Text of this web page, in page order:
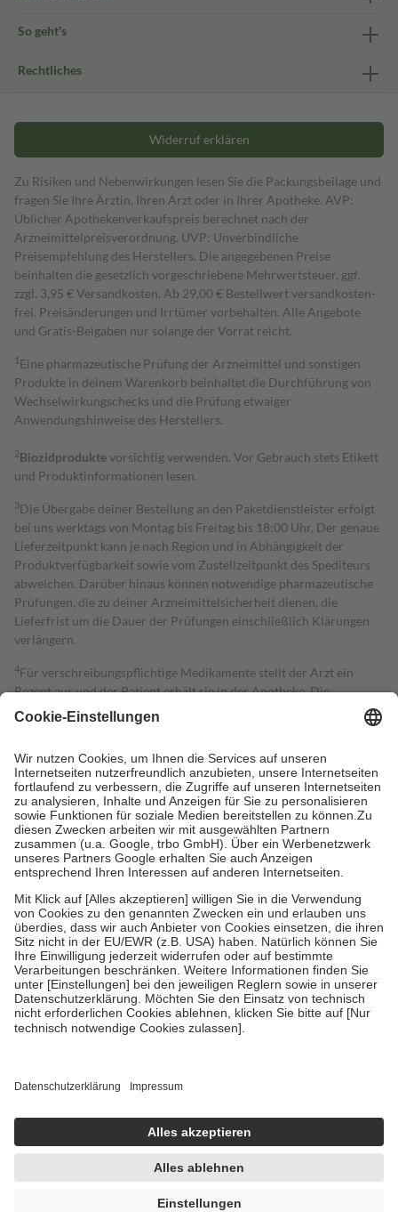
So geht's
Rechtliches
Widerruf erklären
Zu Risiken und Nebenwirkungen lesen Sie die Packungsbeilage und
fragen Sie Ihre Ärztin, Ihren Arzt oder in Ihrer Apotheke. AVP:
Üblicher Apothekenverkaufspreis berechnet nach der
Arzneimittelpreisverordnung. UVP: Unverbindliche
Preisempfehlung des Herstellers. Die angegebenen Preise
beinhalten die gesetzlich vorgeschriebene Mehrwertsteuer, ggf.
zzgl. 3,95 € Versandkosten. Ab 29,00 € Bestell­wert versand­kosten­
frei. Preisänderungen und Irrtümer vorbehalten. Alle Angebote
und Gratis-Beigaben nur solange der Vorrat reicht.
1 Eine pharmazeutische Prüfung der Arzneimittel und sonstigen
Produkte in deinem Warenkorb beinhaltet die Durchführung von
Wechselwirkungschecks und die Prüfung etwaiger
Anwendungshinweise des Herstellers.
2Biozidproduktevorsichtig verwenden. Vor Gebrauch stets Etikett
und Produktinformationen lesen.
3Die Übergabe deiner Bestellung an den Paketdienstleister erfolgt
bei uns werktags von Montag bis Freitag bis 18:00 Uhr. Der genaue
Lieferzeitpunkt kann je nach Region und in Abhängigkeit der
Produktverfügbarkeit sowie vom Zustellzeitpunkt des Spediteurs
abweichen. Darüber hinaus können notwendige pharmazeutische
Prüfungen, die zu deiner Arzneimittelsicherheit dienen, die
Lieferfrist um die Dauer der Prüfungen einschließlich Klärungen
verlängern.
4Für verschreibungspflichtige Medikamente stellt der Arzt ein
Rezept aus und der Patient erhält sie in der Apotheke. Die
gesetzliche Krankenversicherung übernimmt in der Regel die
Kosten dafür, der Versicherte trägt einen Teil davon als Zuzahlung
Grundsätzlich leisten Mitglieder Zuzahlungen in Höhe von zehn
Prozent des Abgabepreises,mindestens jedochfünf Euround
höchstens zehn Euro.Es sind jedoch nie mehr als die tatsächlichen
Kosten der Leistung zu entrichten.
Diese Regeln gelten grundsätzlich auch für Online-Apotheken.
Bei Heilmitteln und häuslicher Krankenpflege beträgt die
Zuzahlung zehn Prozent der Kosten sowie zehn Euro je
Verordnung.
Um das Engagement der Versicherten für ihre eigene Gesundheit zu
stärken und die besondere Stellung der Familie zu unterstützen,
fallenkeine Zuzahlungenan bei:
• Kindern und Jugendlichen bis zum vollendeten 18. Lebensjahr
mit Ausnahme der Fahrkosten
• Untersuchungen zur Vorsorge und Früherkennung, die von der
GKV getragen werden
Einholung von Bewertungen. Trusted Shops hat Maßnahmen
getroffen, um sicherzustellen, dass es sich um echte Bewertungen
handelt. Mehr Informationen findest du hier:
https://help.etrusted.com/hc/de/articles/4419944605341